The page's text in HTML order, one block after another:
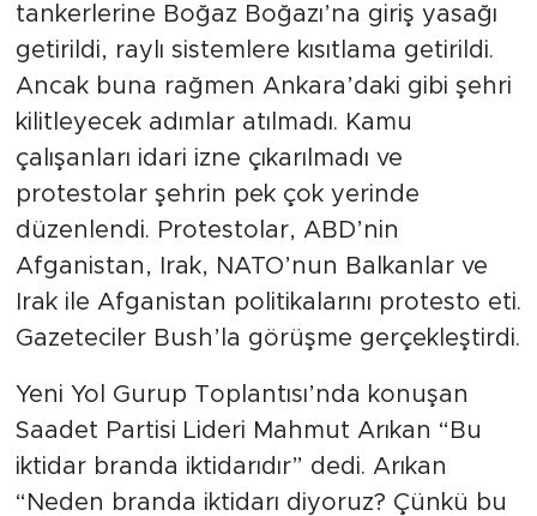
tankerlerine Boğaz Boğazı’na giriş yasağı
getirildi, raylı sistemlere kısıtlama getirildi.
Ancak buna rağmen Ankara’daki gibi şehri
kilitleyecek adımlar atılmadı. Kamu
çalışanları idari izne çıkarılmadı ve
protestolar şehrin pek çok yerinde
düzenlendi. Protestolar, ABD’nin
Afganistan, Irak, NATO’nun Balkanlar ve
Irak ile Afganistan politikalarını protesto eti.
Gazeteciler Bush’la görüşme gerçekleştirdi.
Yeni Yol Gurup Toplantısı’nda konuşan
Saadet Partisi Lideri Mahmut Arıkan “Bu
iktidar branda iktidarıdır” dedi. Arıkan
“Neden branda iktidarı diyoruz? Çünkü bu